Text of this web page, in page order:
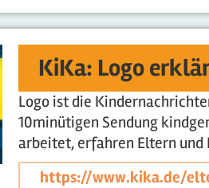
KiKa: Logo
Logo ist die
10minütigen Sendung
arbeitet, erfahren Eltern
https://www.kika.de/